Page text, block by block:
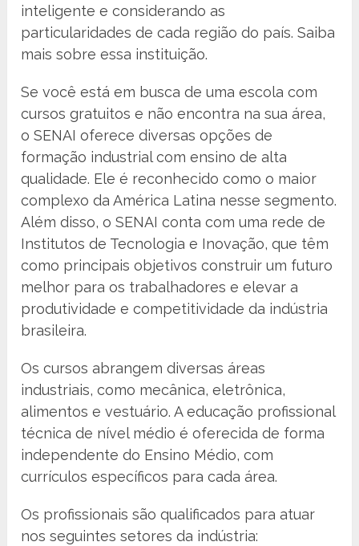
inteligente e considerando as
particularidades de cada região do país. Saiba
mais sobre essa instituição.
Se você está em busca de uma escola com
cursos gratuitos e não encontra na sua área,
o SENAI oferece diversas opções de
formação industrial com ensino de alta
qualidade. Ele é reconhecido como o maior
complexo da América Latina nesse segmento.
Além disso, o SENAI conta com uma rede de
Institutos de Tecnologia e Inovação, que têm
como principais objetivos construir um futuro
melhor para os trabalhadores e elevar a
produtividade e competitividade da indústria
brasileira.
Os cursos abrangem diversas áreas
industriais, como mecânica, eletrônica,
alimentos e vestuário. A educação profissional
técnica de nível médio é oferecida de forma
independente do Ensino Médio, com
currículos específicos para cada área.
Os profissionais são qualificados para atuar
nos seguintes setores da indústria: